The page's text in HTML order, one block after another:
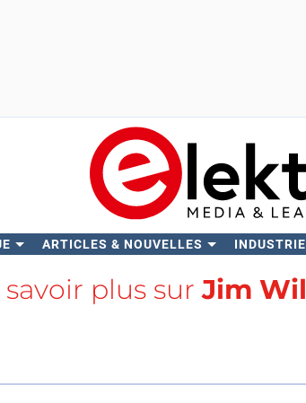
ARTICLES & NOUVELLES INDUSTRIE
savoir plus surJim